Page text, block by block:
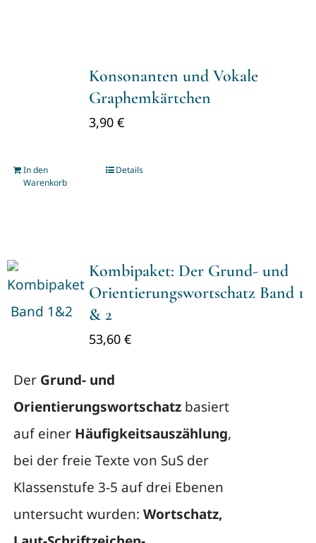
Konsonanten und Vokale
Graphemkärtchen
3,90 €
In den
Warenkorb
Details
Kombipaket: Der Grund- und
Orientierungswortschatz Band 1
& 2
53,60 €
Der Grund- und
Orientierungswortschatzbasiert
auf einer Häufigkeitsauszählung,
bei der freie Texte von SuS der
Klassenstufe 3-5 auf drei Ebenen
untersucht wurden: Wortschatz,